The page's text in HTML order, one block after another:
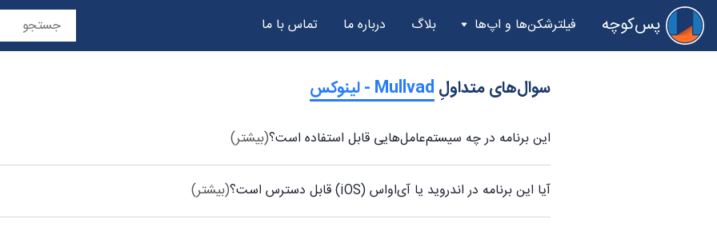
پس‌کوچه فیلترشکن‌ها و اپ‌ها بلاگ درباره ما تماس با ما
سوال‌های متداولِ ‫Mullvad - لینوکس
این برنامه در چه سیستم‌عامل‌هایی قابل استفاده است؟(بیشتر)
آیا این برنامه در اندروید یا آی‌اواس (iOS) قابل دسترس است؟ (بیشتر)